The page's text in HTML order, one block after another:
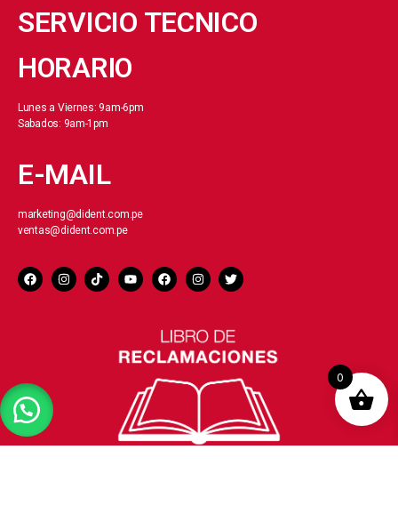
SERVICIO TECNICO
HORARIO
Lunes a Viernes: 9am-6pm
Sabados: 9am-1pm
E-MAIL
marketing@dident.com.pe
ventas@dident.com.pe
0